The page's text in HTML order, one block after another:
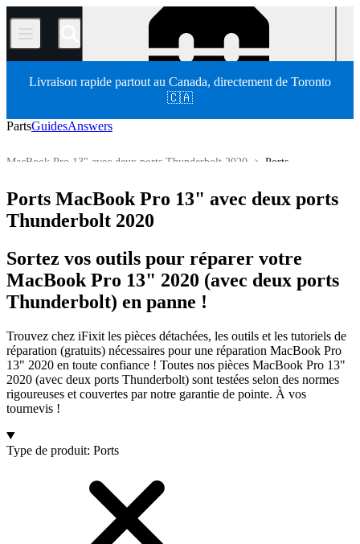
/
Livraison rapide partout au Canada, directement de Toronto
🇨🇦
PartsGuidesAnswers
Ports
MacBook Pro 13" avec deux ports Thunderbolt 2020
MacBook Pro
Mac portable
Mac
Pièces détachées
Store
Ports MacBook Pro 13" avec deux ports
Thunderbolt 2020
Sortez vos outils pour réparer votre
MacBook Pro 13" 2020 (avec deux ports
Thunderbolt) en panne !
Trouvez chez iFixit les pièces détachées, les outils et les tutoriels de
réparation (gratuits) nécessaires pour une réparation MacBook Pro
13" 2020 en toute confiance ! Toutes nos pièces MacBook Pro 13"
2020 (avec deux ports Thunderbolt) sont testées selon des normes
rigoureuses et couvertes par notre garantie de pointe. À vos
tournevis !
Products
Type de produit: Ports